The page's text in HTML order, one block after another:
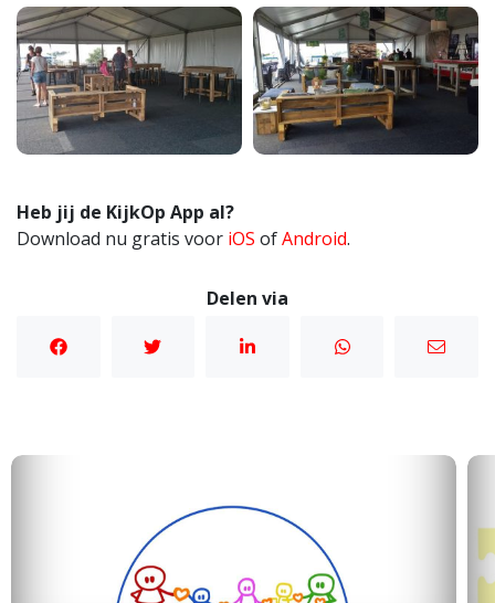
Heb jij de KijkOp App al?
Download nu gratis voor iOS ofAndroid.
Delen via